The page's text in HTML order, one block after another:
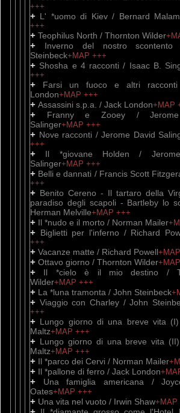
+++
+ L' *uomo di Kiev / Bernard
+++
+ Teophilus North / Thornton Wilder
+
Inverno del nostro
Steinbeck+MAP +++
+ Shosha e 4 racconti / Isaac B.
+++
+ Farsi un fuoco e altri
London+MAP +++
+ Assassini s.p.a. / Jack London+MAP
+
Franny e Zooey /
Salinger+MAP +++
+ Nove racconti / Jerome David
+++
+ Il *giovane Holden /
Salinger+MAP +++
+ Belli e dannati / Francis Scott
+++
+ Benito Cereno - Il tartaro della
paradiso degli scapoli - Bartleby lo
Herman Melville+MAP +++
+ Il *nudo e il morto / Norman Mailer
+ Biglietti per l'inferno / Richard
+++
+ Vacanze matte / Richard Powell+MAP
+ Ottavo giorno / Thornton Wilder+MAP
+ Il *cielo è il mio destino /
Wilder+MAP +++
+ La *luna tramonta / John Steinbeck
+ Viaggio con Charley / John
+++
+ Lungo giorno di una breve vita
Maltz+MAP +++
+ Lungo giorno di una breve vita
Maltz+MAP +++
+ Il *parco dei Cervi / Norman Mailer
+ Il *pallone di ferro / Jack London
+
Una famiglia americana /
Oates+MAP +++
+ Una vita nel vuoto / Irwin Shaw+MAP